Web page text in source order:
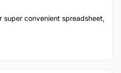
convenient spreadsheet,